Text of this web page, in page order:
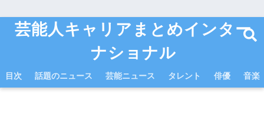
芸能人キャリアまとめインター
ナショナル
目次 話題のニュース 芸能ニュース タレント 俳優 音楽